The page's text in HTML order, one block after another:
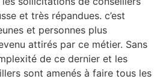
et très répandues. c’est
et personnes plus
attirés par ce métier. Sans
de ce dernier et les
sont amenés à faire tous les